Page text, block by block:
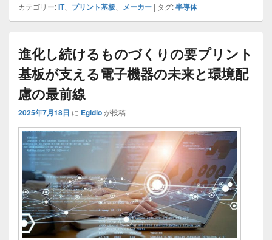
カテゴリー:IT、 プリント基板 メーカー | タグ:半導体
進化し続けるものづくりの要プリント
基板が支える電子機器の未来と環境配
慮の最前線
2025年7月18日 に Egidioが投稿